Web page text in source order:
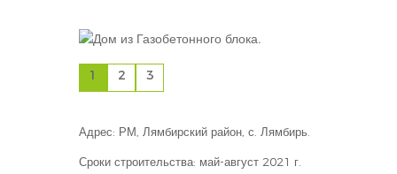
1 2 3
Адрес: РМ, Лямбирский район, с. Лямбирь.
Сроки строительства: май-август 2021 г.